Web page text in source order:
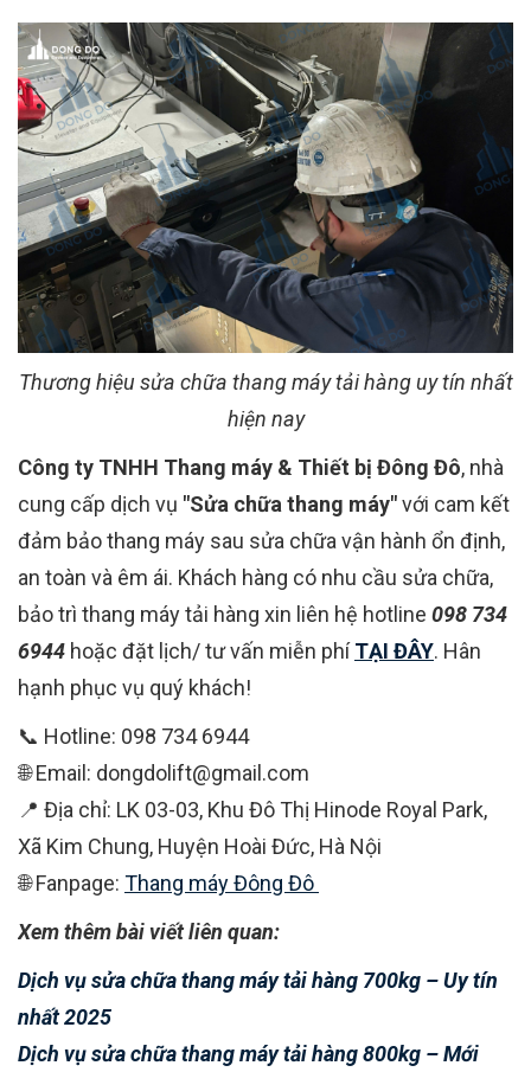
Thương hiệu sửa chữa thang máy tải hàng uy tín nhất
hiện nay
Công ty TNHH Thang máy & Thiết bị Đông Đô, nhà
cung cấp dịch vụ "Sửa chữa thang máy"với cam kết
đảm bảo thang máy sau sửa chữa vận hành ổn định,
an toàn và êm ái. Khách hàng có nhu cầu sửa chữa,
bảo trì thang máy tải hàng xin liên hệ hotline 098 734
6944 hoặc đặt lịch/ tư vấn miễn phíTẠI ĐÂY. Hân
hạnh phục vụ quý khách!
📞 Hotline: 098 734 6944
🌐 Email: dongdolift@gmail.com
📍 Địa chỉ: LK 03-03, Khu Đô Thị Hinode Royal Park,
Xã Kim Chung, Huyện Hoài Đức, Hà Nội
🌐 Fanpage: Thang máy Đông Đô
Xem thêm bài viết liên quan:
Dịch vụ sửa chữa thang máy tải hàng 700kg – Uy tín
nhất 2025
Dịch vụ sửa chữa thang máy tải hàng 800kg – Mới